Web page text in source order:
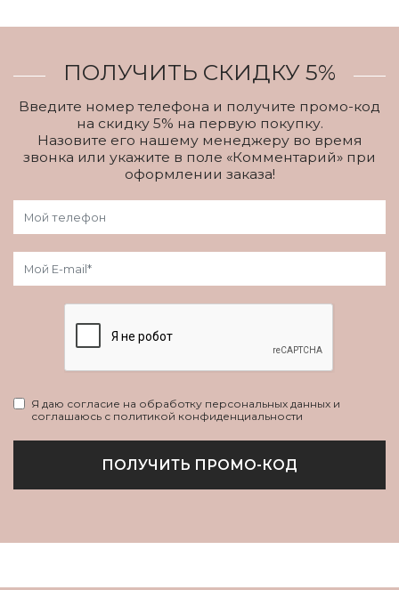
ПОЛУЧИТЬ СКИДКУ 5%
Введите номер телефона и получите промо-код
на скидку 5% на первую покупку.
Назовите его нашему менеджеру во время
звонка или укажите в поле «Комментарий» при
оформлении заказа!
Я даю согласие на обработку персональных данных и
соглашаюсь с политикой конфиденциальности
ПОЛУЧИТЬ ПРОМО-КОД